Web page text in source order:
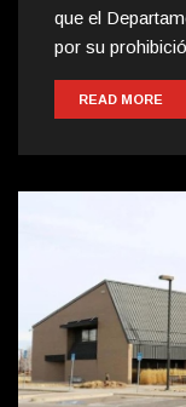
que el
por su
READ MORE